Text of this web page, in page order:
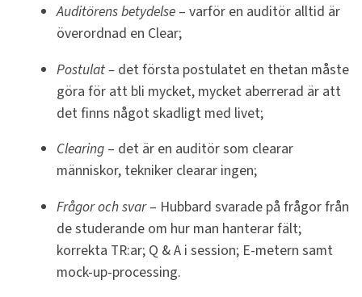
Auditörens betydelse – varför en auditör alltid är
överordnad en Clear;
Postulat – det första postulatet en thetan måste
göra för att bli mycket, mycket aberrerad är att
det finns något skadligt med livet;
Clearing – det är en auditör som clearar
människor, tekniker clearar ingen;
Frågor och svar– Hubbard svarade på frågor från
de studerande om hur man hanterar fält;
korrekta TR:ar; Q & A i session; E-metern samt
mock-up-processing.